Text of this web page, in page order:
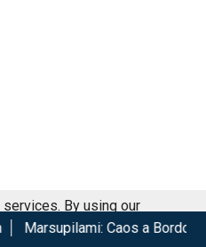
a Bordo se estrena en
By using our
of cookies.
Got it